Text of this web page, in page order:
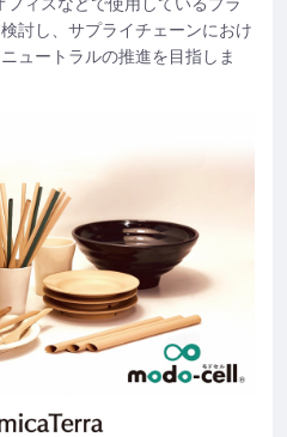
討し、サプライチェーンにおけ
ュートラルの推進を目指しま